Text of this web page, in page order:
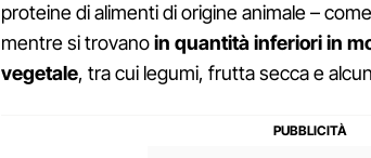
proteine di alimenti di origine animale –
mentre si trovanoin quantità inferiori in
vegetale, tra cui legumi, frutta secca e